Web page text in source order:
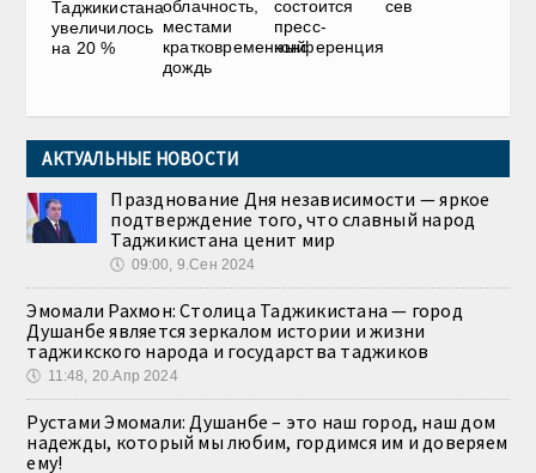
Таджикистана
увеличилось
на 20 %
облачность,
местами
кратковременный
дождь
состоится
пресс-
конференция
сев
АКТУАЛЬНЫЕ НОВОСТИ
Празднование Дня независимости — яркое
подтверждение того, что славный народ
Таджикистана ценит мир
🕔 09:00, 9.Сен 2024
Эмомали Рахмон: Столица Таджикистана — город
Душанбе является зеркалом истории и жизни
таджикского народа и государства таджиков
🕔 11:48, 20.Апр 2024
Рустами Эмомали: Душанбе – это наш город, наш дом
надежды, который мы любим, гордимся им и доверяем
ему!